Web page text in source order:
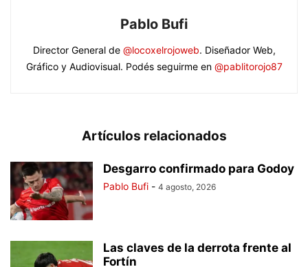
Pablo Bufi
Director General de @locoxelrojoweb. Diseñador Web,
Gráfico y Audiovisual. Podés seguirme en @pablitorojo87
Artículos relacionados
Desgarro confirmado para Godoy
Pablo Bufi - 4 agosto, 2026
Las claves de la derrota frente al
Fortín